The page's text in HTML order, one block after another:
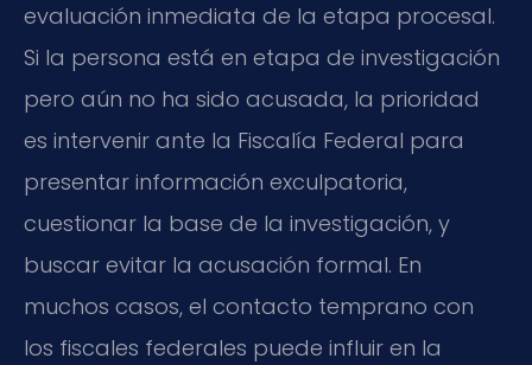
evaluación inmediata de la etapa procesal.
Si la persona está en etapa de investigación
pero aún no ha sido acusada, la prioridad
es intervenir ante la Fiscalía Federal para
presentar información exculpatoria,
cuestionar la base de la investigación, y
buscar evitar la acusación formal. En
muchos casos, el contacto temprano con
los fiscales federales puede influir en la